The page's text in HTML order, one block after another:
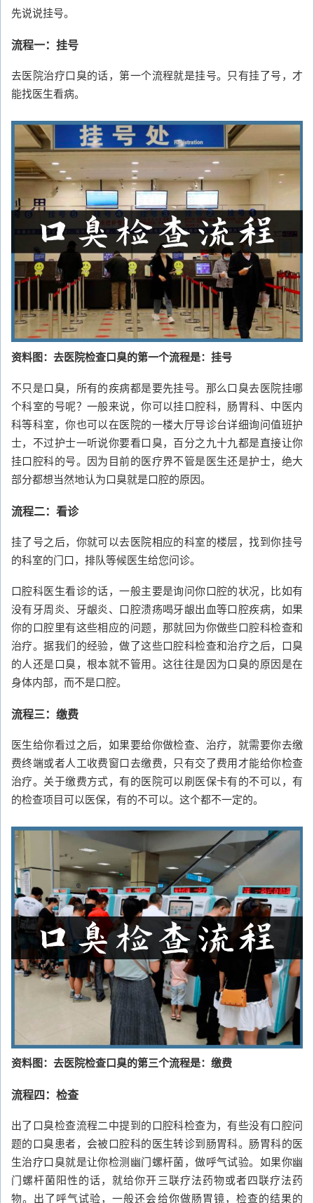
先说说挂号。
流程一：挂号
去医院治疗口臭的话，第一个流程就是挂号。只有挂了号，才
能找医生看病。
资料图：去医院检查口臭的第一个流程是：挂号
不只是口臭，所有的疾病都是要先挂号。那么口臭去医院挂哪
个科室的号呢？一般来说，你可以挂口腔科，肠胃科、中医内
科等科室，你也可以在医院的一楼大厅导诊台详细询问值班护
士，不过护士一听说你要看口臭，百分之九十九都是直接让你
挂口腔科的号。因为目前的医疗界不管是医生还是护士，绝大
部分都想当然地认为口臭就是口腔的原因。
流程二：看诊
挂了号之后，你就可以去医院相应的科室的楼层，找到你挂号
的科室的门口，排队等候医生给您问诊。
口腔科医生看诊的话，一般主要是询问你口腔的状况，比如有
没有牙周炎、牙龈炎、口腔溃疡喝牙龈出血等口腔疾病，如果
你的口腔里有这些相应的问题，那就回为你做些口腔科检查和
治疗。据我们的经验，做了这些口腔科检查和治疗之后，口臭
的人还是口臭，根本就不管用。这往往是因为口臭的原因是在
身体内部，而不是口腔。
流程三：缴费
医生给你看过之后，如果要给你做检查、治疗，就需要你去缴
费终端或者人工收费窗口去缴费，只有交了费用才能给你检查
治疗。关于缴费方式，有的医院可以刷医保卡有的不可以，有
的检查项目可以医保，有的不可以。这个都不一定的。
资料图：去医院检查口臭的第三个流程是：缴费
流程四：检查
出了口臭检查流程二中提到的口腔科检查为，有些没有口腔问
题的口臭患者，会被口腔科的医生转诊到肠胃科。肠胃科的医
生治疗口臭就是让你检测幽门螺杆菌，做呼气试验。如果你幽
门螺杆菌阳性的话，就给你开三联疗法药物或者四联疗法药
物。出了呼气试验，一般还会给你做肠胃镜，检查的结果的